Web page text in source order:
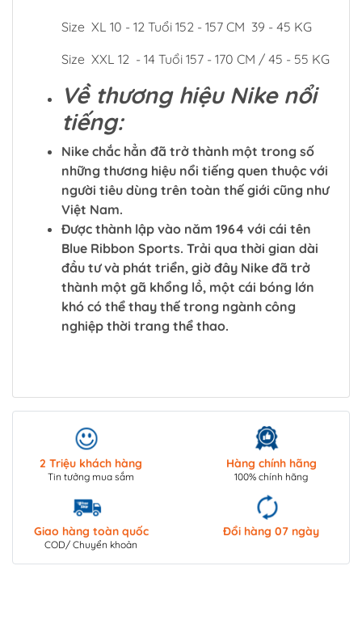
Size XL 10 - 12 Tuổi 152 - 157 CM 39 - 45 KG
Size XXL 12 - 14 Tuổi 157 - 170 CM / 45 - 55 KG
Về thương hiệu Nike nổi
tiếng:
Nike chắc hẳn đã trở thành một trong số
những thương hiệu nổi tiếng quen thuộc với
người tiêu dùng trên toàn thế giới cũng như
Việt Nam.
Được thành lập vào năm 1964 với cái tên
Blue Ribbon Sports. Trải qua thời gian dài
đầu tư và phát triển, giờ đây Nike đã trở
thành một gã khổng lồ, một cái bóng lớn
khó có thể thay thế trong ngành công
nghiệp thời trang thể thao.
2 Triệu khách hàng
Tin tưởng mua sắm
Hàng chính hãng
100% chính hãng
Giao hàng toàn quốc
COD/ Chuyển khoản
Đổi hàng 07 ngày